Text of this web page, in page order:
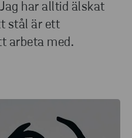
har alltid älskat
stål är ett
arbeta med.